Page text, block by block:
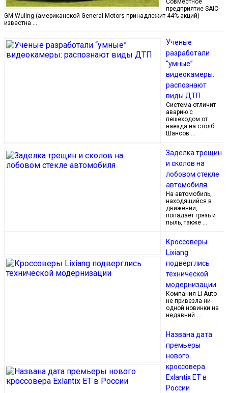
Совместное
предприятие SAIC-
GM-Wuling (американской General Motors принадлежит 44% акций)
известна …
Ученые
разработали
“умные”
видеокамеры:
распознают
виды ДТП
Система отличит
аварию с
пешеходом от
наезда на столб
Шансов …
Заделка трещин
и сколов на
лобовом стекле
автомобиля
На автомобиль,
находящийся в
движении,
попадает грязь и
пыль, также …
Кроссоверы
Lixiang
подверглись
технической
модернизации
Компания Li Auto
не привезла ни
одной новинки на
недавний …
Названа дата
премьеры
нового
кроссовера
Exlantiх ET в
России